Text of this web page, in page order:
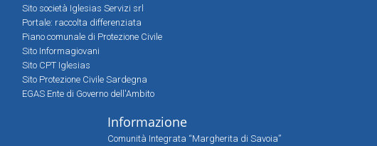
Sito società Iglesias Servizi srl
Portale: raccolta differenziata
Piano comunale di Protezione Civile
Sito Informagiovani
Sito CPT Iglesias
Sito Protezione Civile Sardegna
EGAS Ente di Governo dell'Ambito
Informazione
Comunità Integrata “Margherita di Savoia”